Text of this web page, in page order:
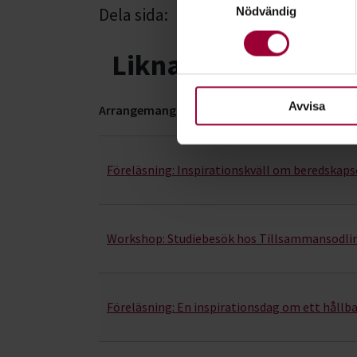
Ta reda på mer om hur
eller dra tillbaka ditt
För att du ska få en så bra
Nödvändig
Avvisa
Dela sida: Facebook
Liknande kurser
Odling- kurser, studiecirklar & evenemang (8
Arrangemang
Föreläsning: Inspirationskväll om
Workshop: Studiebesök hos
Föreläsning: En inspirationsdag om ett